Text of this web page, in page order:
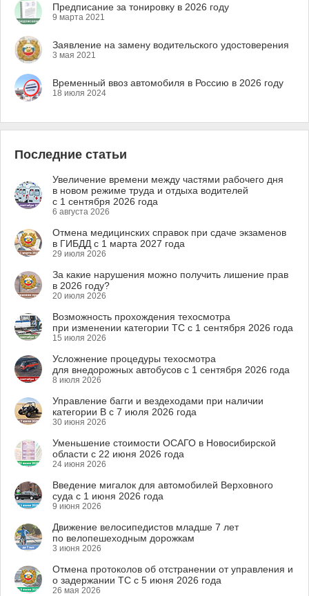
Предписание за тонировку в 2026 году
9 марта 2021
Заявление на замену водительского удостоверения
3 мая 2021
Временный ввоз автомобиля в Россию в 2026 году
18 июля 2024
Последние статьи
Увеличение времени между частями рабочего дня
в новом режиме труда и отдыха водителей
с 1 сентября 2026 года
6 августа 2026
Отмена медицинских справок при сдаче экзаменов
в ГИБДД с 1 марта 2027 года
29 июля 2026
За какие нарушения можно получить лишение прав
в 2026 году?
20 июля 2026
Возможность прохождения техосмотра
при изменении категории ТС с 1 сентября 2026 года
15 июля 2026
Усложнение процедуры техосмотра
для внедорожных автобусов с 1 сентября 2026 года
8 июля 2026
Управление багги и вездеходами при наличии
категории B с 7 июля 2026 года
30 июня 2026
Уменьшение стоимости ОСАГО в Новосибирской
области с 22 июня 2026 года
24 июня 2026
Введение мигалок для автомобилей Верховного
суда с 1 июня 2026 года
9 июня 2026
Движение велосипедистов младше 7 лет
по велопешеходным дорожкам
3 июня 2026
Отмена протоколов об отстранении от управления и
о задержании ТС с 5 июня 2026 года
26 мая 2026